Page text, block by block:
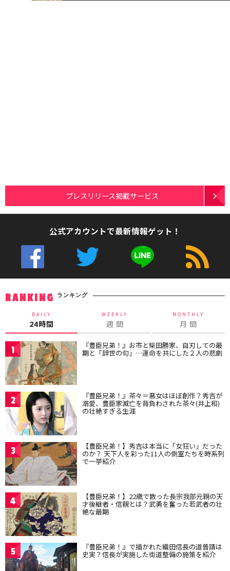
プレスリリース掲載サービス
公式アカウントで最新情報ゲット！
RANKING ランキング
DAILY
24時間
WEEKLY
週 間
MONTHLY
月 間
1 『豊臣兄弟！』お市と柴田勝家、自刃しての最
期と「辞世の句」…運命を共にした２人の悲劇
2 『豊臣兄弟！』茶々＝悪女はほぼ創作？秀吉が
溺愛、豊臣家滅亡を背負わされた茶々(井上和)
の壮絶すぎる生涯
3 【豊臣兄弟！】秀吉は本当に「女狂い」だった
のか？ 天下人を彩った11人の側室たちを時系列
で一挙紹介
4 【豊臣兄弟！】22歳で散った長宗我部元親の天
才後継者・信親とは？武勇を奮った若武者の壮
絶な最期
5 『豊臣兄弟！』で描かれた織田信長の道普請は
史実？信長が実施した街道整備の施策を紹介